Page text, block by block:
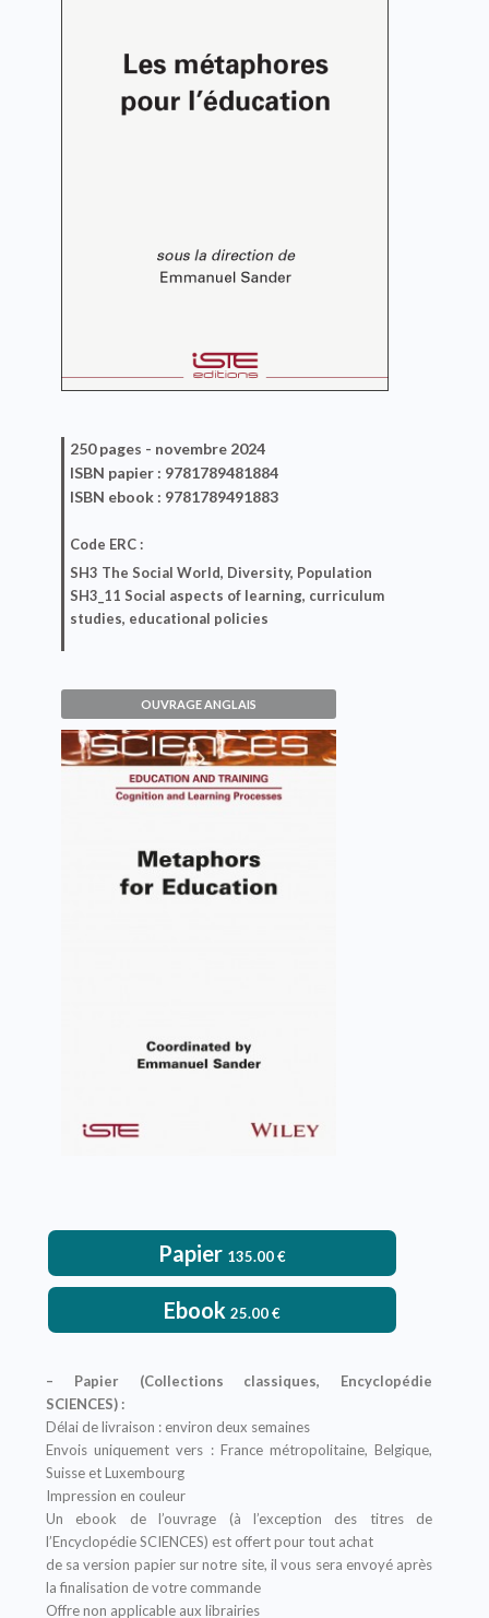
250 pages - novembre 2024
ISBN papier : 9781789481884
ISBN ebook : 9781789491883
Code ERC :
SH3 The Social World, Diversity, Population
SH3_11 Social aspects of learning, curriculum
studies, educational policies
OUVRAGE ANGLAIS
Metaphors for Education
Papier 135.00€
Ebook25.00€
– Papier (Collections classiques, Encyclopédie
SCIENCES) :
Délai de livraison : environ deux semaines
Envois uniquement vers : France métropolitaine, Belgique,
Suisse et Luxembourg
Impression en couleur
Un ebook de l’ouvrage (à l’exception des titres de
l’Encyclopédie SCIENCES) est offert pour tout achat
de sa version papier sur notre site, il vous sera envoyé après
la finalisation de votre commande
Offre non applicable aux librairies